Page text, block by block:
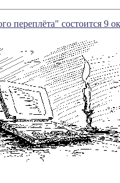
переплёта" состоится 9